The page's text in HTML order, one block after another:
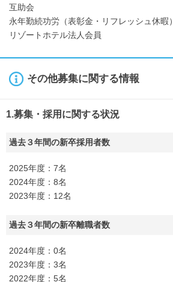
互助会
永年勤続功労（表彰金・リフレッシュ休暇）
リゾートホテル法人会員
その他募集に関する情報
1.募集・採用に関する状況
過去３年間の新卒採用者数
2025年度：7名
2024年度：8名
2023年度：12名
過去３年間の新卒離職者数
2024年度：0名
2023年度：3名
2022年度：5名